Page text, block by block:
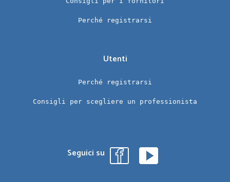
Perché registrarsi
Utenti
Perché registrarsi
Consigli per scegliere un professionista
Seguici su